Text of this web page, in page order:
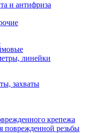
и антифриза
линейки
захваты
крепежа
поврежденной резьбы